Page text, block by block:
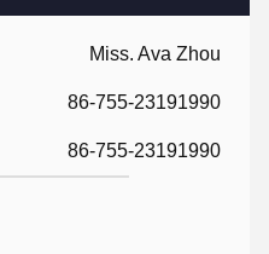
Miss. Ava Zhou
86-755-23191990
86-755-23191990